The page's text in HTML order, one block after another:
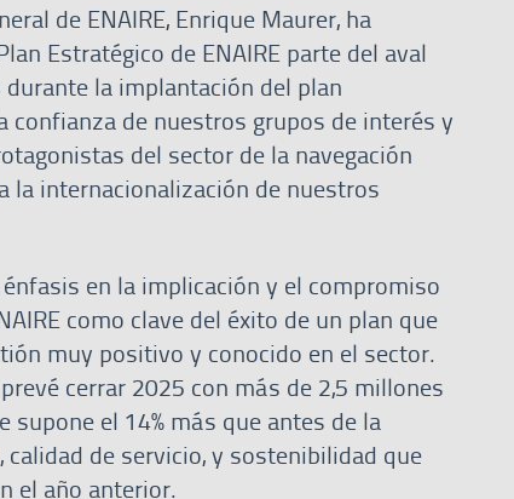
de ENAIRE, Enrique Maurer, ha
Estratégico de ENAIRE parte del aval
la implantación del plan
confianza de nuestros grupos de interés y
del sector de la navegación
la internacionalización de nuestros
en la implicación y el compromiso
como clave del éxito de un plan que
muy positivo y conocido en el sector.
cerrar 2025 con más de 2,5 millones
el 14% más que antes de la
de servicio, y sostenibilidad que
el año anterior.